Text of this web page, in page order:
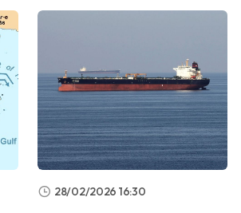
28/02/2026 16:30